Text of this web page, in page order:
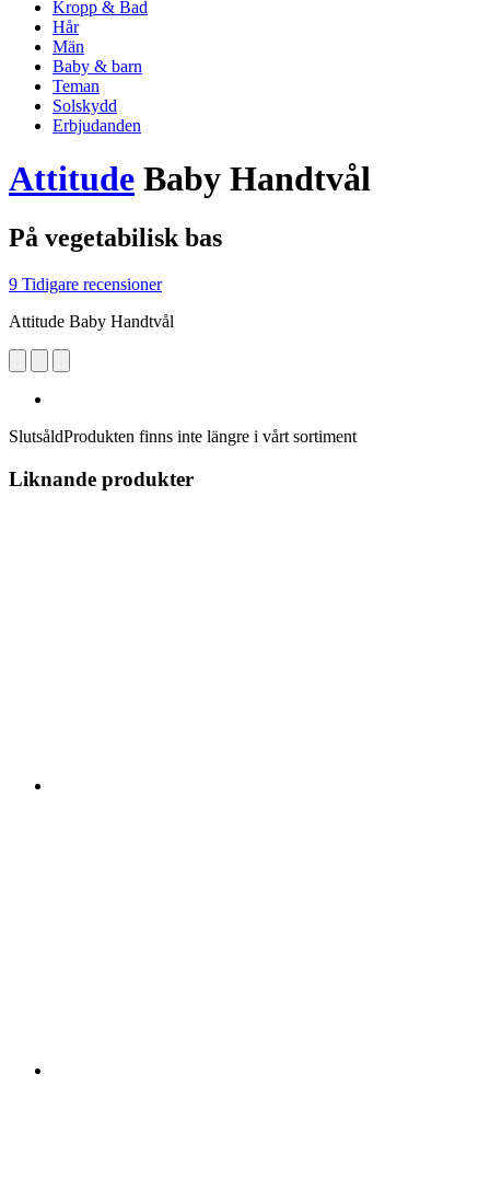
Kropp & Bad
Hår
Män
Baby & barn
Teman
Solskydd
Erbjudanden
Attitude Baby Handtvål
På vegetabilisk bas
9 Tidigare recensioner
Attitude Baby Handtvål
SlutsåldProdukten finns inte längre i vårt sortiment
Liknande produkter